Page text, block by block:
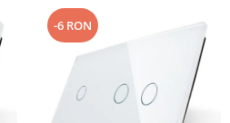
-6 RON